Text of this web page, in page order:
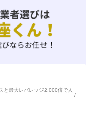
と最大レバレッジ2,000倍で人
/